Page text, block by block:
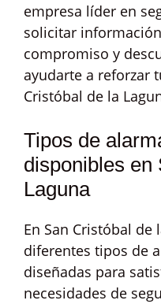
empresa líder en
solicitar
compromiso y
ayudarte a reforzar
Cristóbal de la
Tipos de
disponibles en
Laguna
En San Cristóbal de
diferentes tipos de
diseñadas para
necesidades de